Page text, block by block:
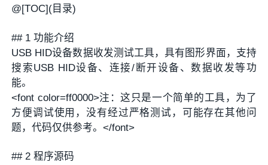
@[TOC](目录)
## 1 功能介绍
USB HID设备数据收发测试工具，具有图形界面，支持
搜索USB HID设备、连接/断开设备、数据收发等功
能。
<font color=ff0000>注：这只是一个简单的工具，为了
方便调试使用，没有经过严格测试，可能存在其他问
题，代码仅供参考。</font>
## 2 程序源码